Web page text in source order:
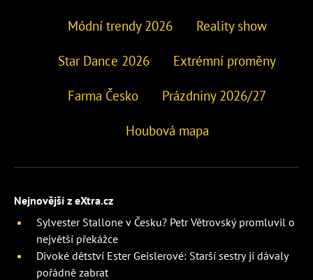
Módní trendy 2026 Reality show
Star Dance 2026 Extrémní proměny
Farma Česko Prázdniny 2026/27
Houbová mapa
Nejnovější z eXtra.cz
Sylvester Stallone v Česku? Petr Větrovský promluvil o
největší překážce
Divoké dětství Ester Geislerové: Starší sestry jí dávaly
pořádně zabrat